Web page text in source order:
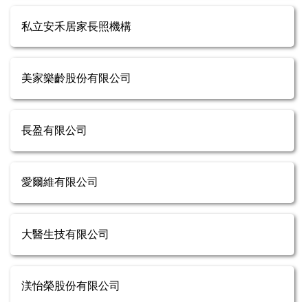
私立安禾居家長照機構
美家樂齡股份有限公司
長盈有限公司
愛爾維有限公司
大醫生技有限公司
渼怡榮股份有限公司